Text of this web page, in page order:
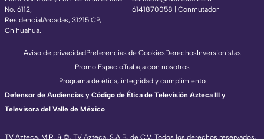
No. 6112,
ResidencialArcadas, 31215 CP,
Chihuahua.
6141870058 | Conmutador
Aviso de privacidadPreferencias de CookiesDerechosInversionistas
Promo EspacioTrabaja con nosotros
Programa de ética, integridad y cumplimiento
Defensor de Audiencias y Código de Ética de Televisión Azteca III y
Televisora del Valle de México